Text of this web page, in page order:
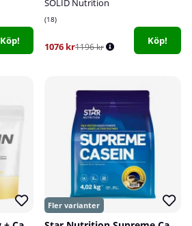
Köp!
SOLID Nutrition
18
1076 kr1196 kr
Köp!